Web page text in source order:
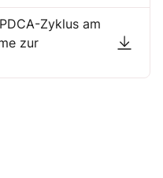
Zyklus am
zur